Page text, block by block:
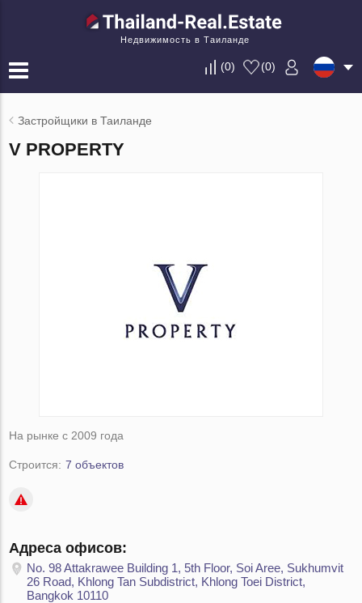
Недвижимость в Таиланде
(0) (0)
Застройщики в Таиланде
V PROPERTY
На рынке с 2009 года
Строится: 7 объектов
Адреса офисов:
No. 98 Attakrawee Building 1, 5th Floor, Soi Aree, Sukhumvit
26 Road, Khlong Tan Subdistrict, Khlong Toei District,
Bangkok 10110